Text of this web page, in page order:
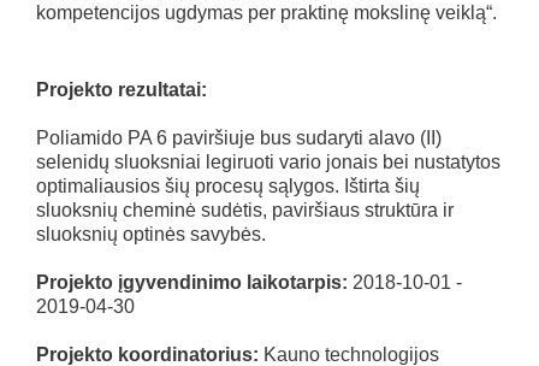
kompetencijos ugdymas per praktinę mokslinę veiklą“.
Projekto rezultatai:
Poliamido PA 6 paviršiuje bus sudaryti alavo (II)
selenidų sluoksniai legiruoti vario jonais bei nustatytos
optimaliausios šių procesų sąlygos. Ištirta šių
sluoksnių cheminė sudėtis, paviršiaus struktūra ir
sluoksnių optinės savybės.
Projekto įgyvendinimo laikotarpis: 2018-10-01 -
2019-04-30
Projekto koordinatorius: Kauno technologijos